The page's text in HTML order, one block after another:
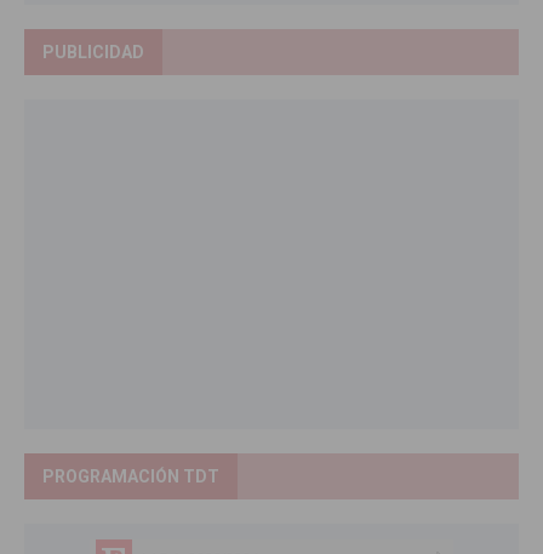
PUBLICIDAD
PROGRAMACIÓN TDT